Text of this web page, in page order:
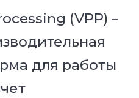
(VPP) –
для работы